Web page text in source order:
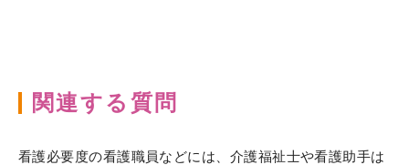
関連する質問
看護必要度の看護職員などには、介護福祉士や看護助手は